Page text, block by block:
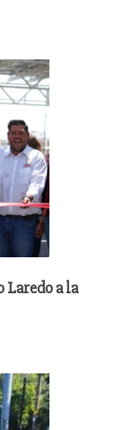
Laredo a la